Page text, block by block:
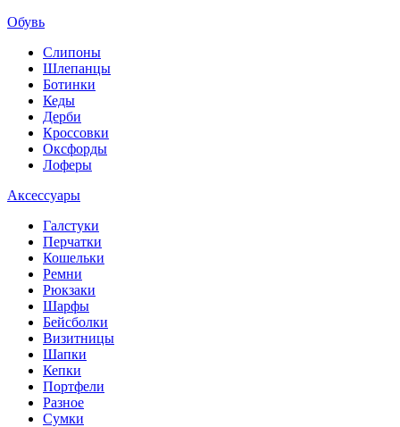
Обувь
Слипоны
Шлепанцы
Ботинки
Кеды
Дерби
Кроссовки
Оксфорды
Лоферы
Аксессуары
Галстуки
Перчатки
Кошельки
Ремни
Рюкзаки
Шарфы
Бейсболки
Визитницы
Шапки
Кепки
Портфели
Разное
Сумки